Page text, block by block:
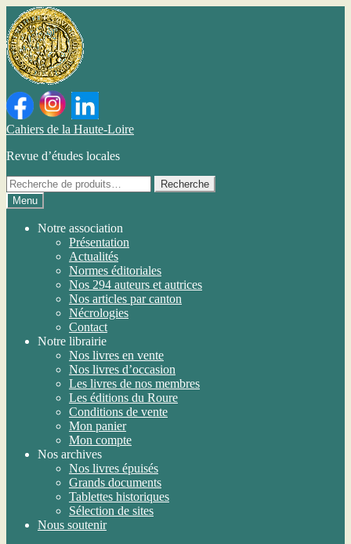
Aller
la
Aller
contenu
Cahiers de la Haute-Loire
Revue d’études locales
Pour
chercher
un
ouvrage
publications
Recherche
Menu
Notre association
Présentation
Actualités
Normes éditoriales
Nos 294 auteurs et autrices
Nos articles par canton
Nécrologies
Contact
Notre librairie
Nos livres en vente
Nos livres d’occasion
Les livres de nos membres
Les éditions du Roure
Conditions de vente
Mon panier
Mon compte
Nos archives
Nos livres épuisés
Grands documents
Tablettes historiques
Sélection de sites
Nous soutenir